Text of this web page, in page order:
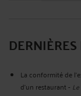
La conformité de
d'un restaurant-